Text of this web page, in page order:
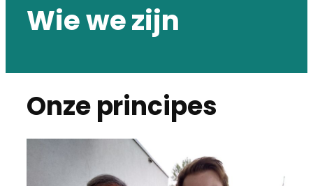
Wie we zijn
Onze principes